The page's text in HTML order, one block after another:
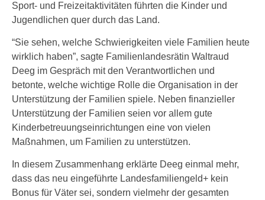
Sport- und Freizeitaktivitäten führten die Kinder und
Jugendlichen quer durch das Land.
“Sie sehen, welche Schwierigkeiten viele Familien heute
wirklich haben”, sagte Familienlandesrätin Waltraud
Deeg im Gespräch mit den Verantwortlichen und
betonte, welche wichtige Rolle die Organisation in der
Unterstützung der Familien spiele. Neben finanzieller
Unterstützung der Familien seien vor allem gute
Kinderbetreuungseinrichtungen eine von vielen
Maßnahmen, um Familien zu unterstützen.
In diesem Zusammenhang erklärte Deeg einmal mehr,
dass das neu eingeführte Landesfamiliengeld+ kein
Bonus für Väter sei, sondern vielmehr der gesamten